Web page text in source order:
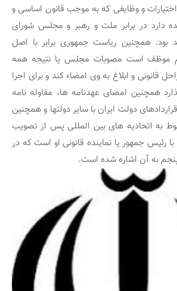
و وظایفی‏ که‏ به‏ موجب‏ قانون‏ اساسی‏ و
دارد در برابر ملت‏ و رهبر و مجلس‏ شورای‏
بود. همچنین ریاست جمهوری برابر با اصل‏
موظف‏ است‏ مصوبات‏ مجلس‏ یا نتیجه‏ همه‏
قانونی‏ و ابلاغ‏ به‏ وی‏ امضاء کند و برای‏ اجرا
همچنین امضای‏ عهدنامه‏ ها، مقاوله‏ نامه‏
دولت‏ ایران‏ با سایر دولتها و همچنین‏
به‏ اتحادیه‏ های‏ بین‏ المللی‏ پس‏ از تصویب‏
رئیس‏ جمهور یا نماینده‏ قانونی‏ او است‏ که در
به آن اشاره شده است.